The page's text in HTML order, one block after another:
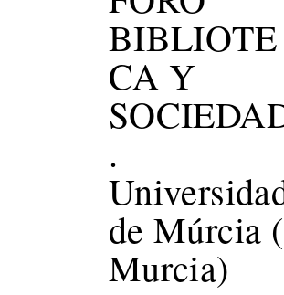
BIBLIOTE
CA Y
.
de Múrcia (
Murcia)